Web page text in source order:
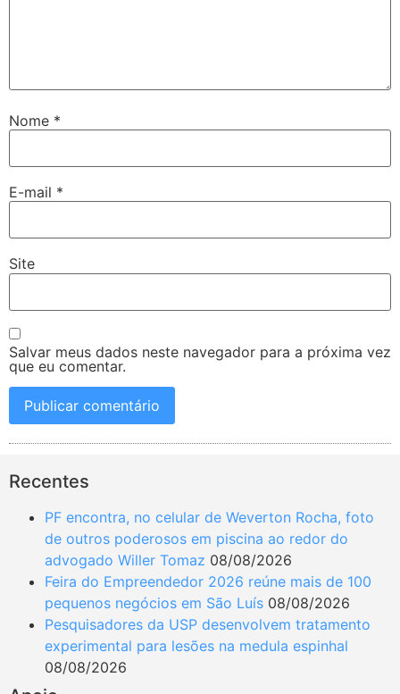
Nome *
E-mail *
Site
Salvar meus dados neste navegador para a próxima vez
que eu comentar.
Recentes
PF encontra, no celular de Weverton Rocha, foto
de outros poderosos em piscina ao redor do
advogado Willer Tomaz 08/08/2026
Feira do Empreendedor 2026 reúne mais de 100
pequenos negócios em São Luís 08/08/2026
Pesquisadores da USP desenvolvem tratamento
experimental para lesões na medula espinhal
08/08/2026